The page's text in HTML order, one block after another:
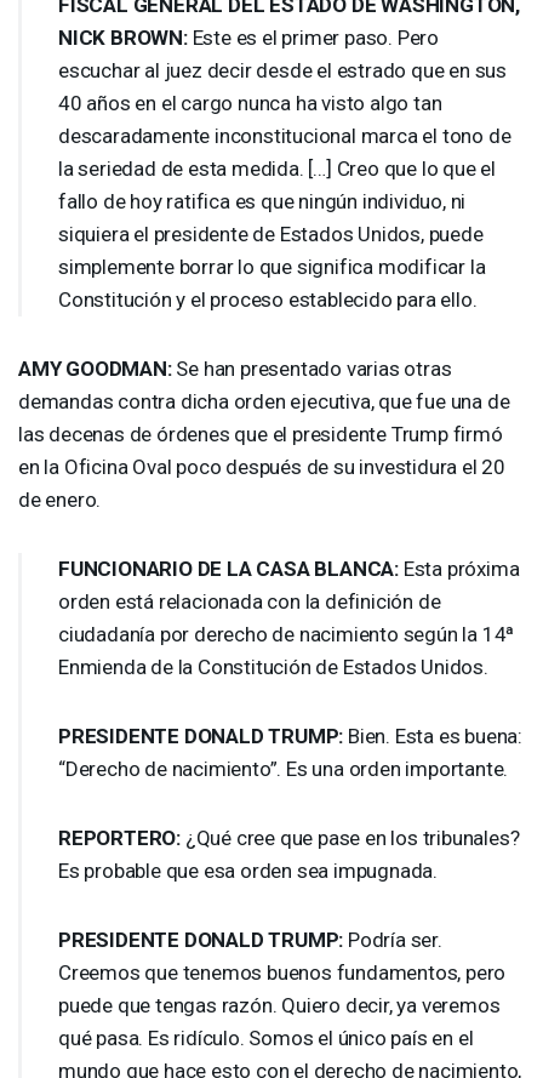
NICK BROWN:Este es el primer paso. Pero
escuchar al juez decir desde el estrado que en sus
40 años en el cargo nunca ha visto algo tan
descaradamente inconstitucional marca el tono de
la seriedad de esta medida. […] Creo que lo que el
fallo de hoy ratifica es que ningún individuo, ni
siquiera el presidente de Estados Unidos, puede
simplemente borrar lo que significa modificar la
Constitución y el proceso establecido para ello.
AMY GOODMAN:Se han presentado varias otras
demandas contra dicha orden ejecutiva, que fue una de
las decenas de órdenes que el presidente Trump firmó
en la Oficina Oval poco después de su investidura el 20
de enero.
FUNCIONARIODE LA CASA BLANCA: Esta próxima
orden está relacionada con la definición de
ciudadanía por derecho de nacimiento según la 14ª
Enmienda de la Constitución de Estados Unidos.
PRESIDENTE DONALD TRUMP: Bien. Esta es buena:
“Derecho de nacimiento”. Es una orden importante.
REPORTERO: ¿Qué cree que pase en los tribunales?
Es probable que esa orden sea impugnada.
PRESIDENTE DONALD TRUMP: Podría ser.
Creemos que tenemos buenos fundamentos, pero
puede que tengas razón. Quiero decir, ya veremos
qué pasa. Es ridículo. Somos el único país en el
mundo que hace esto con el derecho de nacimiento,